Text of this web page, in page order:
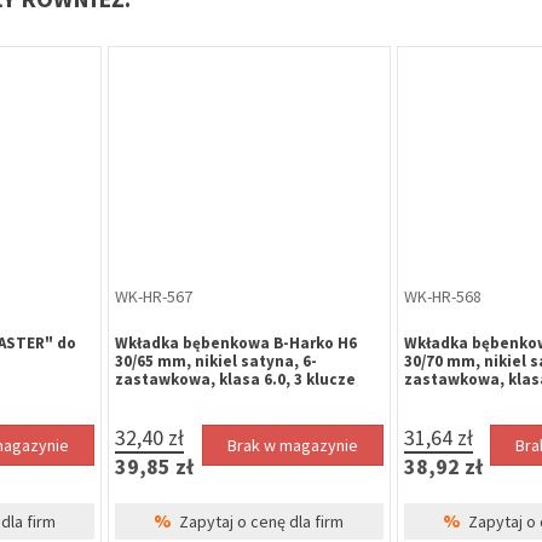
fi 60 mm,
firm
OD-KU-018
Odbojnik samoprzylepny fi 60 mm,
szary
2,50 zł
3,08 zł
Brak w magazynie
% Zapytaj o cenę dla firm
ZP-HA-025
Zamek
chińskich chrom
50mm
52,11 zł
64,10 zł
% Zapytaj o